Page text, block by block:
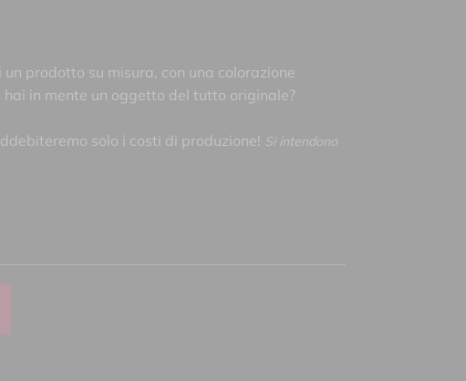
prodotto su misura, con una colorazione
in mente un oggetto del tutto originale?
solo i costi di produzione! Si intendono